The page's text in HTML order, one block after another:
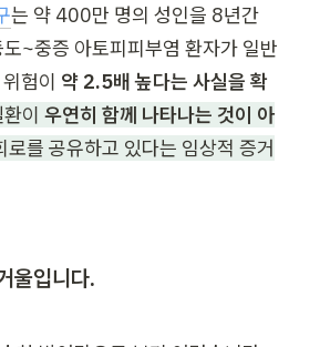
는 약 400만 명의 성인을 8년간
~중증 아토피피부염 환자가 일반
험이 약 2.5배 높다는 사실을 확
이 우연히 함께 나타나는 것이 아
로를 공유하고 있다는 임상적 증거
울입니다.